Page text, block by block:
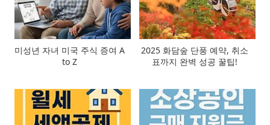
미성년 자녀 미국 주식 증여 A
to Z
2025 화담숲 단풍 예약, 취소
표까지 완벽 성공 꿀팁!